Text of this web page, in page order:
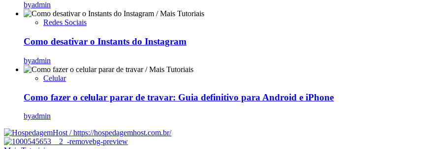
byadmin
Redes Sociais
Como desativar o Instants do Instagram
byadmin
Celular
Como fazer o celular parar de travar: Guia definitivo para Android e iPhone
byadmin